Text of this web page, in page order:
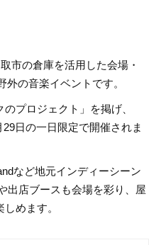
市の倉庫を活用した会場・
の音楽イベントです。
プロジェクト」を掲げ、
日の一日限定で開催されま
など地元インディーシーン
出店ブースも会場を彩り、屋
めます。